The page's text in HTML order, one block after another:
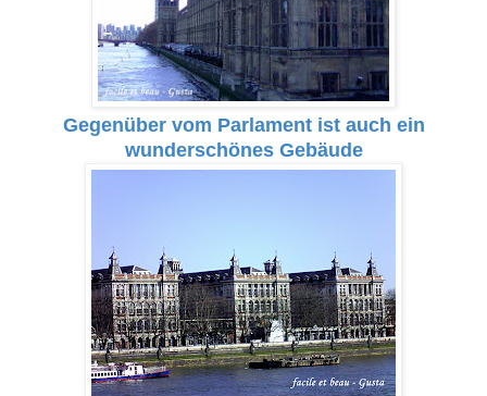
Gegenüber vom Parlament ist auch ein
wunderschönes Gebäude